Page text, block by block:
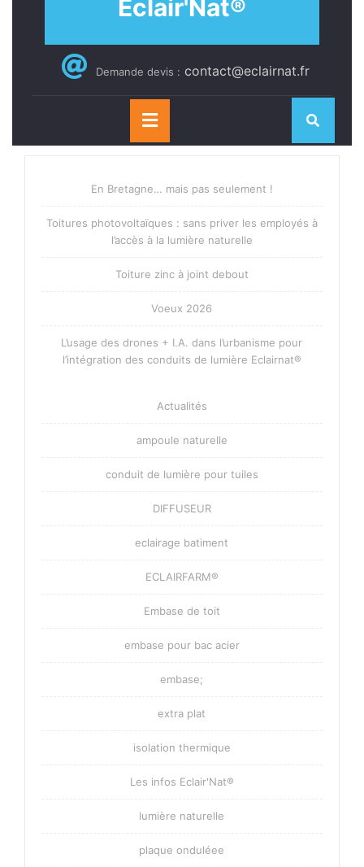
Eclair'Nat®
Demande devis : contact@eclairnat.fr
Open
En Bretagne… mais pas seulement !
Toitures photovoltaïques : sans priver les employés à
l’accès à la lumière naturelle
Toiture zinc à joint debout
Voeux 2026
L’usage des drones + I.A. dans l’urbanisme pour
l’intégration des conduits de lumière Eclairnat®
Actualités
ampoule naturelle
conduit de lumière pour tuiles
DIFFUSEUR
eclairage batiment
ECLAIRFARM®
Embase de toit
embase pour bac acier
embase;
extra plat
isolation thermique
Les infos Eclair'Nat®
lumière naturelle
plaque onduléee